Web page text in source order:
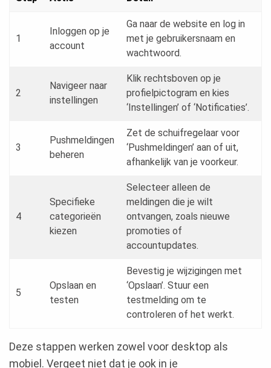
1
Inloggen op je
account
Ga naar de website en log in
met je gebruikersnaam en
wachtwoord.
2
Navigeer naar
instellingen
Klik rechtsboven op je
profielpictogram en kies
‘Instellingen’ of ‘Notificaties’.
3
Pushmeldingen
beheren
Zet de schuifregelaar voor
‘Pushmeldingen’ aan of uit,
afhankelijk van je voorkeur.
4
Specifieke
categorieën
kiezen
Selecteer alleen de
meldingen die je wilt
ontvangen, zoals nieuwe
promoties of
accountupdates.
5
Opslaan en
testen
Bevestig je wijzigingen met
‘Opslaan’. Stuur een
testmelding om te
controleren of het werkt.
Deze stappen werken zowel voor desktop als
mobiel. Vergeet niet dat je ook in je